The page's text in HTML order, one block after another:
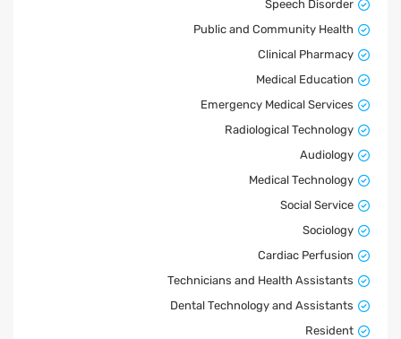
Speech Disorder
Public and Community Health
Clinical Pharmacy
Medical Education
Emergency Medical Services
Radiological Technology
Audiology
Medical Technology
Social Service
Sociology
Cardiac Perfusion
Technicians and Health Assistants
Dental Technology and Assistants
Resident